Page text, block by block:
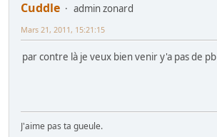
Cuddle
admin zonard
Mars 21, 2011, 15:21:15
par contre là je veux bien venir y'a pas de pb
J'aime pas ta gueule.